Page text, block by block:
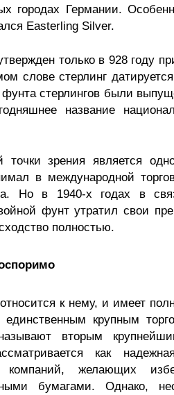
городах Германии.
Easterling Silver.
только в 928 году
слове стерлинг
стерлингов были
название
зрения является
в международной
Но в 1940-х годах в
фунт утратил свои
полностью.
к нему, и имеет
крупным
вторым
как
желающих
бумагами. Однако,